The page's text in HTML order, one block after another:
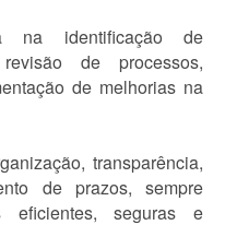
na identificação de
de processos,
de melhorias na
transparência,
de prazos, sempre
eficientes, seguras e